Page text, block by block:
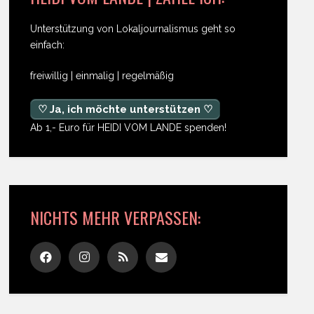
Unterstützung von Lokaljournalismus geht so
einfach:
freiwillig | einmalig | regelmäßig
♡ Ja, ich möchte unterstützen ♡
Ab 1,- Euro für HEIDI VOM LANDE spenden!
NICHTS MEHR VERPASSEN: